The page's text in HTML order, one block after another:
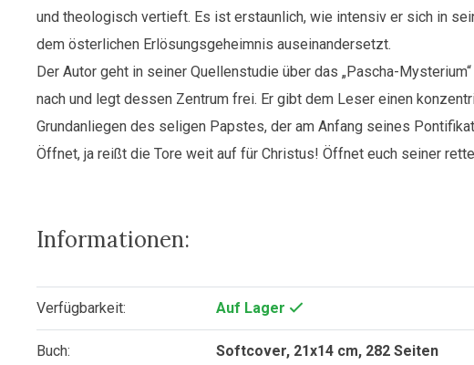
Pauls
II.
Menge
und theologisch vertieft. Es ist erstaunlich, wie intensiv er sich in
dem österlichen Erlösungsgeheimnis auseinandersetzt.
Der Autor geht in seiner Quellenstudie über das „Pascha-
nach und legt dessen Zentrum frei. Er gibt dem Leser einen
Grundanliegen des seligen Papstes, der am Anfang seines
Öffnet, ja reißt die Tore weit auf für Christus! Öffnet euch seiner
Informationen:
Verfügbarkeit: Auf Lager
Buch: Softcover, 21x14 cm, 282 Seiten